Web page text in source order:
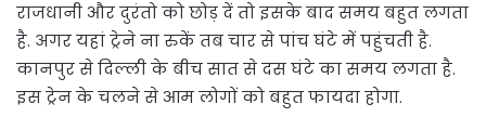
राजधानी और दुरंतो को छोड़ दें तो इसके बाद समय बहुत लगता
है. अगर यहां ट्रेने ना रुकें तब चार से पांच घंटे में पहुंचती है.
कानपुर से दिल्ली के बीच सात से दस घंटे का समय लगता है.
इस ट्रेन के चलने से आम लोगों को बहुत फायदा होगा.